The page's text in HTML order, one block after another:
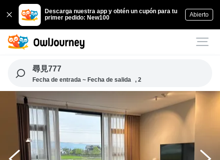
Descarga nuestra app y obtén un cupón para tu
primer pedido: New100
Abierto
尋見777
Fecha de entrada ~ Fecha de salida , 2